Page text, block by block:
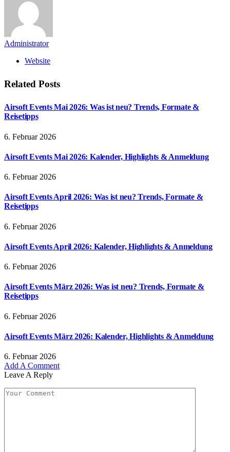
Administrator
Website
Related Posts
Airsoft Events Mai 2026: Was ist neu? Trends, Formate &
Reisetipps
6. Februar 2026
Airsoft Events Mai 2026: Kalender, Highlights & Anmeldung
6. Februar 2026
Airsoft Events April 2026: Was ist neu? Trends, Formate &
Reisetipps
6. Februar 2026
Airsoft Events April 2026: Kalender, Highlights & Anmeldung
6. Februar 2026
Airsoft Events März 2026: Was ist neu? Trends, Formate &
Reisetipps
6. Februar 2026
Airsoft Events März 2026: Kalender, Highlights & Anmeldung
6. Februar 2026
Add A Comment
Leave A Reply